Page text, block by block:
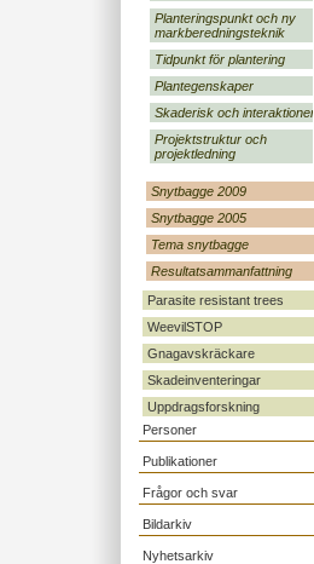
Planteringspunkt och ny
markberedningsteknik
Tidpunkt för plantering
Plantegenskaper
Skaderisk och interaktioner
Projektstruktur och
projektledning
Snytbagge 2009
Snytbagge 2005
Tema snytbagge
Resultatsammanfattning
Parasite resistant trees
WeevilSTOP
Gnagavskräckare
Skadeinventeringar
Uppdragsforskning
Personer
Publikationer
Frågor och svar
Bildarkiv
Nyhetsarkiv